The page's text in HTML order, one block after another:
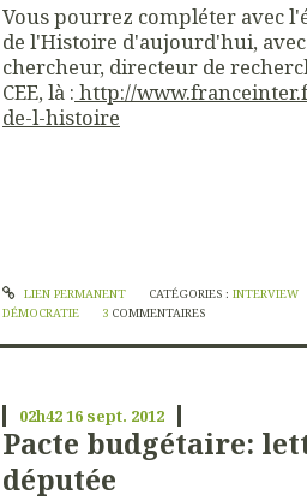
Vous pourrez compléter avec
de l'Histoire d'aujourd'hui,
chercheur, directeur de
CEE, là : http://
de-l-histoire
LIEN PERMANENT CATÉGORIES : INTERVIEW
DÉMOCRATIE
3 COMMENTAIRES
02h4216 sept. 2012
Pacte budgétaire:
députée